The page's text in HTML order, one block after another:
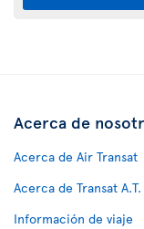
Acerca de
Acerca de Air Transat
Acerca de Transat
Información de viaje